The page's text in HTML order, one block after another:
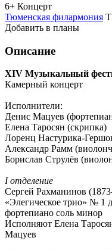
6+ Концерт
Тюменская филармония
Добавить в планы
Описание
ХIV Музыкальный
Камерный концерт
Исполнители:
Денис Мацуев
Елена Таросян (скрипка)
Лоренц Настурика-
Александр Рамм
Борислав Струлёв
I отделение
Сергей Рахманинов
«Элегическое трио» № 1
фортепиано соль минор
Исполняют Елена
Мацуев